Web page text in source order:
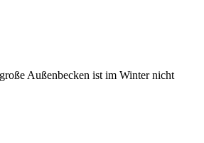
Außenbecken ist im Winter nicht